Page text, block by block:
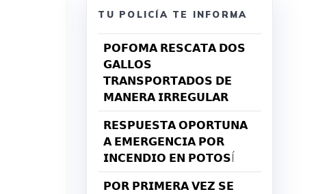
TU POLICÍA TE INFORMA
𝗣𝗢𝗙𝗢𝗠𝗔 𝗥𝗘𝗦𝗖𝗔𝗧𝗔 𝗗𝗢𝗦
𝗚𝗔𝗟𝗟𝗢𝗦
𝗧𝗥𝗔𝗡𝗦𝗣𝗢𝗥𝗧𝗔𝗗𝗢𝗦 𝗗𝗘
𝗠𝗔𝗡𝗘𝗥𝗔 𝗜𝗥𝗥𝗘𝗚𝗨𝗟𝗔𝗥
𝗥𝗘𝗦𝗣𝗨𝗘𝗦𝗧𝗔 𝗢𝗣𝗢𝗥𝗧𝗨𝗡𝗔
𝗔 𝗘𝗠𝗘𝗥𝗚𝗘𝗡𝗖𝗜𝗔 𝗣𝗢𝗥
𝗜𝗡𝗖𝗘𝗡𝗗𝗜𝗢 𝗘𝗡 𝗣𝗢𝗧𝗢𝗦Í
𝗣𝗢𝗥 𝗣𝗥𝗜𝗠𝗘𝗥𝗔 𝗩𝗘𝗭 𝗦𝗘